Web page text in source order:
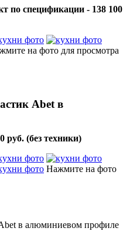
по спецификации - 138 100
на фото для просмотра
Abet в
руб. (без техники)
Нажмите на фото
в алюминиевом профиле